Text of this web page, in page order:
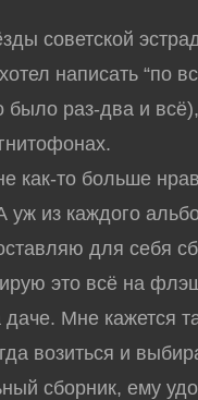
советской
написать “по
было раз-два и
как-то больше
уж из каждого
для себя
это всё на
Мне кажется
возиться и
сборник, ему